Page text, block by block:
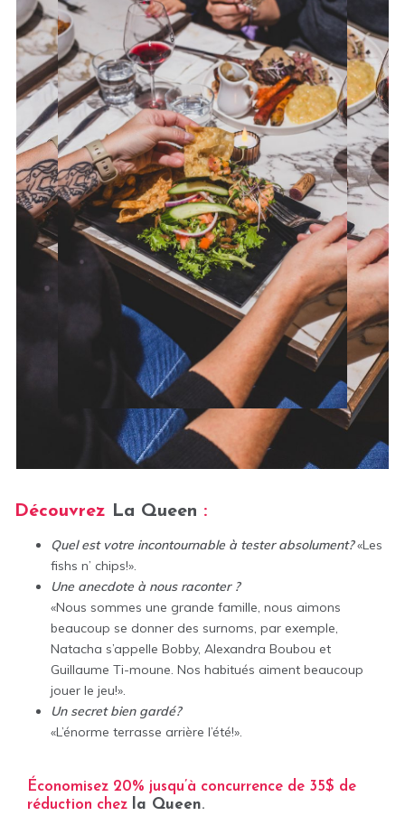
Découvrez La Queen :
Quel est votre incontournable à tester absolument?«Les
fishs n’ chips!».
Une anecdote à nous raconter ?
«Nous sommes une grande famille, nous aimons
beaucoup se donner des surnoms, par exemple,
Natacha s’appelle Bobby, Alexandra Boubou et
Guillaume Ti-moune. Nos habitués aiment beaucoup
jouer le jeu!».
Un secret bien gardé?
«L’énorme terrasse arrière l’été!».
Économisez 20% jusqu’à concurrence de 35$ de
réduction chez
la Queen.